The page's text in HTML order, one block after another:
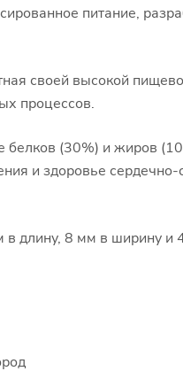
питание,
своей высокой
процессов.
белков (30%) и жиров
и здоровье
8 мм в ширину и